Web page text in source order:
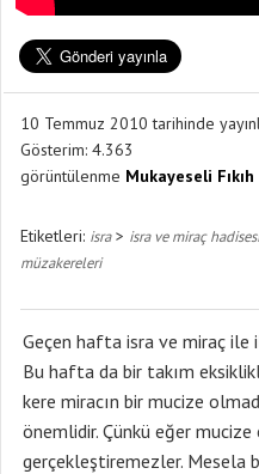
10 Temmuz 2010 tarihinde
Gösterim: 4.363
görüntülenme Mukayeseli
Etiketleri: isra> isra ve miraç hadisesi
müzakereleri
Geçen hafta isra ve miraç ile
Bu hafta da bir takım
kere miracın bir mucize
önemlidir. Çünkü eğer
gerçekleştiremezler. Mesela